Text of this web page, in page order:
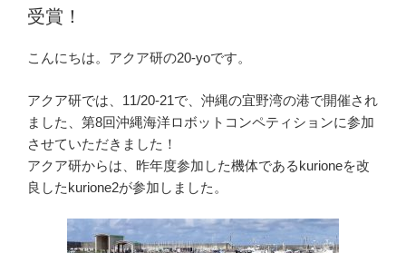
ベ
ン
ト
レ
ン
ダ
ー！！”
の
受賞！
こんにちは。アクア研の20-yoです。
アクア研では、11/20-21で、沖縄の宜野湾の港で開催され
ました、第8回沖縄海洋ロボットコンペティションに参加
させていただきました！
アクア研からは、昨年度参加した機体であるkurioneを改
良したkurione2が参加しました。